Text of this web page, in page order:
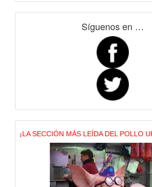
Síguenos en …
¡LA SECCIÓN MÁS LEÍDA DEL POLLO